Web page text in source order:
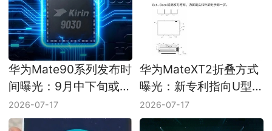
华为Mate90系列发布时
间曝光：9月中下旬或首
发新麒麟芯
2026-07-17
华为MateXT2折叠方式
曝光：新专利指向U型
三折叠
2026-07-17